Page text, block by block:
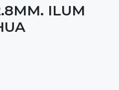
ILUM